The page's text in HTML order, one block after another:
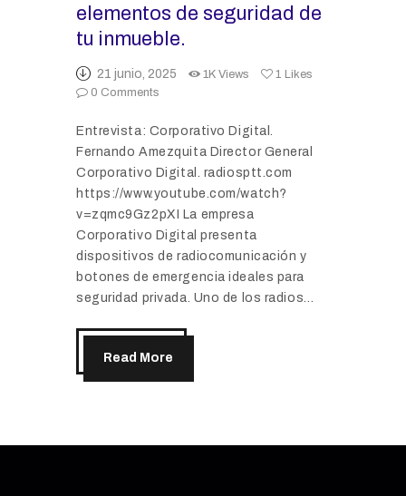
elementos de seguridad de
tu inmueble.
21 junio, 2025 1K Views 1 Likes
0 Comments
Entrevista: Corporativo Digital.
Fernando Amezquita Director General
Corporativo Digital. radiosptt.com
https://www.youtube.com/watch?
v=zqmc9Gz2pXI La empresa
Corporativo Digital presenta
dispositivos de radiocomunicación y
botones de emergencia ideales para
seguridad privada. Uno de los radios…
Read More